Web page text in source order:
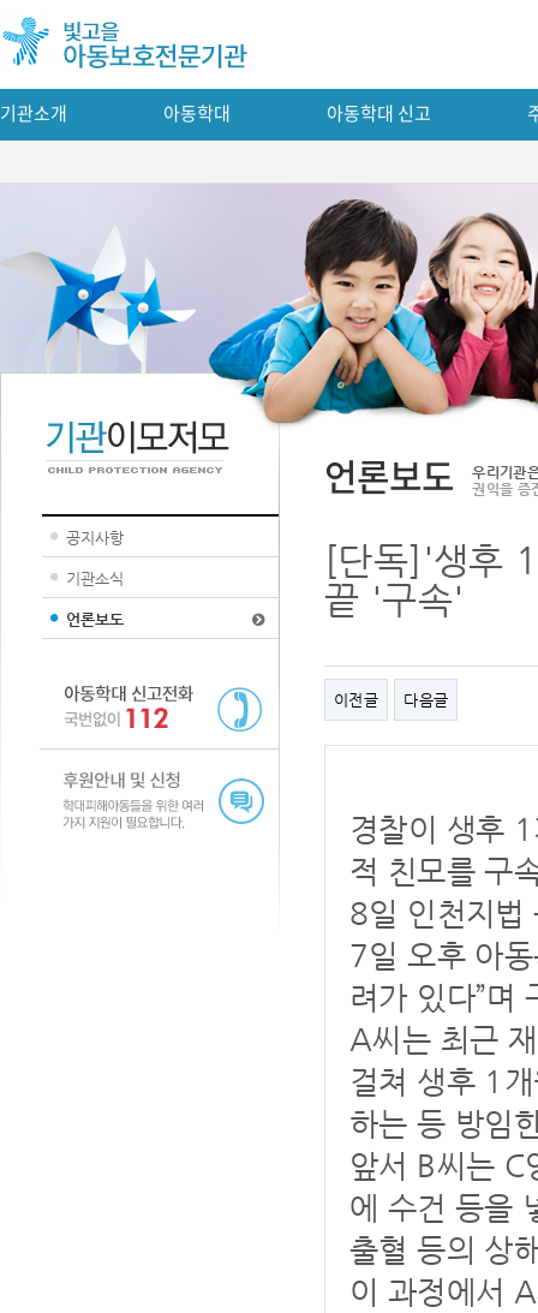
기관소개 아동학대 아동학대 신고
공지사항
기관소식
언론보도
언론보도
우리기관
권익을 증
[단독]'생후
끝 '구속'
이전글 다음글
경찰이 생후
적 친모를 구
8일 인천지법
7일 오후 아
려가 있다”며
A씨는 최근
걸쳐 생후 1
하는 등 방임
앞서 B씨는 C
에 수건 등을
출혈 등의 상
이 과정에서